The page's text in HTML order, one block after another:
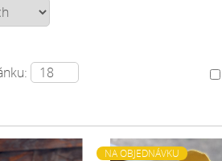
NA OBJEDNÁVKU